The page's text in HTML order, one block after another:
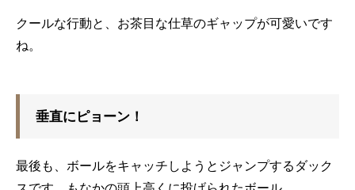
クールな行動と、お茶目な仕草のギャップが可愛いです
ね。
垂直にピョーン！
最後も、ボールをキャッチしようとジャンプするダック